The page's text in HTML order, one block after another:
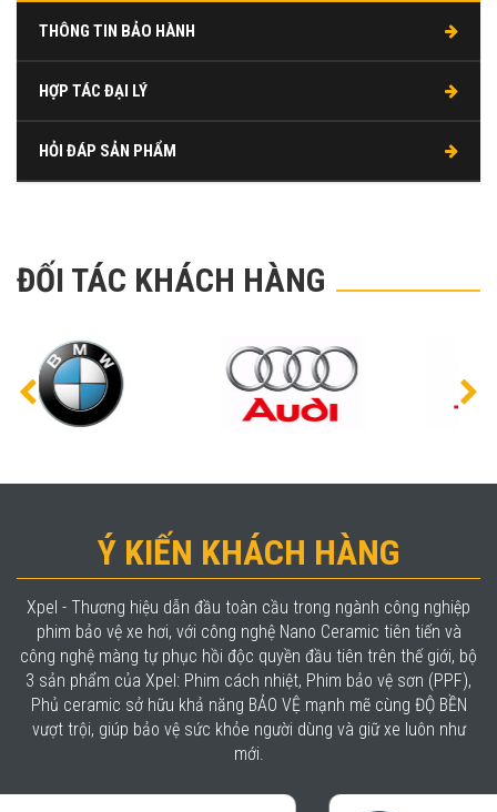
THÔNG TIN BẢO HÀNH
HỢP TÁC ĐẠI LÝ
HỎI ĐÁP SẢN PHẨM
ĐỐI TÁC KHÁCH HÀNG
Ý KIẾN KHÁCH HÀNG
Xpel - Thương hiệu dẫn đầu toàn cầu trong ngành công nghiệp
phim bảo vệ xe hơi, với công nghệ Nano Ceramic tiên tiến và
công nghệ màng tự phục hồi độc quyền đầu tiên trên thế giới, bộ
3 sản phẩm của Xpel: Phim cách nhiệt, Phim bảo vệ sơn (PPF),
Phủ ceramic sở hữu khả năng BẢO VỆ mạnh mẽ cùng ĐỘ BỀN
vượt trội, giúp bảo vệ sức khỏe người dùng và giữ xe luôn như
mới.